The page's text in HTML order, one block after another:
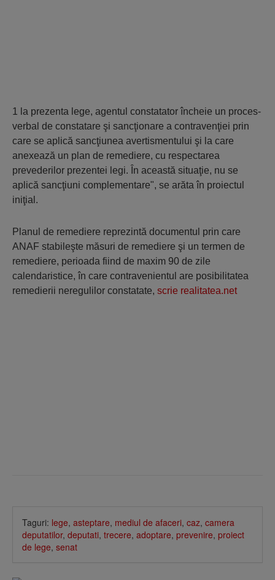
1 la prezenta lege, agentul constatator încheie un proces-
verbal de constatare şi sancţionare a contravenţiei prin
care se aplică sancţiunea avertismentului şi la care
anexează un plan de remediere, cu respectarea
prevederilor prezentei legi. În această situaţie, nu se
aplică sancţiuni complementare", se arăta în proiectul
iniţial.
Planul de remediere reprezintă documentul prin care
ANAF stabileşte măsuri de remediere şi un termen de
remediere, perioada fiind de maxim 90 de zile
calendaristice, în care contravenientul are posibilitatea
remedierii neregulilor constatate, scrie realitatea.net
Taguri: lege, asteptare, mediul de afaceri, caz, camera
deputatilor, deputati, trecere, adoptare, prevenire, proiect
de lege, senat